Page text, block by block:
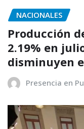
NACIONALES
Producción
2.19% en
disminuyen
Presencia en